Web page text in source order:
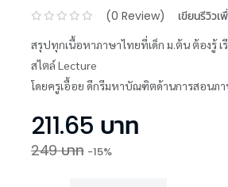
(0 Review) เขียนรีวิวเ
สรุปทุกเนื้อหาภาษาไทยที่เด็ก ม.ต้น ต้องรู้ เ
สไตล์ Lecture
โดยครูเอื้อย ดีกรีมหาบัณฑิตด้านการสอนภ
211.65 บาท
249บาท -15%